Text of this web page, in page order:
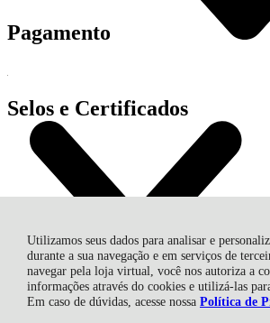
Utilizamos seus dados para analisar e
durante a sua navegação e em serviços de
navegar pela loja virtual, você nos autoriza a
informações através do cookies e utilizá-las
Em caso de dúvidas, acesse nossa Política de
Pagamento
Selos e Certificados